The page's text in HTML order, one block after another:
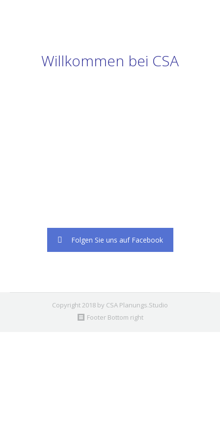
Willkommen bei CSA
Folgen Sie uns auf Facebook
Copyright 2018 by CSA Planungs.Studio
Footer Bottom right